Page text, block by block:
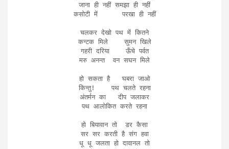
जाना ही नहीं समझा ही नहीं
कसोटी में      परखा ही नहीं
चलकर देखो पथ में कितने
कन्टक मिले    सुमन खिले
गहरी दरिया    ऊँचे पर्वत
मरु अनन्त  वन सघन मिले
हो सकता है   घबरा जाओ
किन्तु!    पथ चलते रहना
अंतर्मन का   दीप जलाकर
पथ आलोकित करते रहना
हो बियावान तो  डर कैसा
सर सर करती है संग हवा
धू धू जलता हो दावानल तो